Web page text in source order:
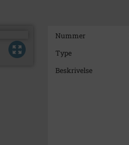
Nummer
Type
Beskrivelse